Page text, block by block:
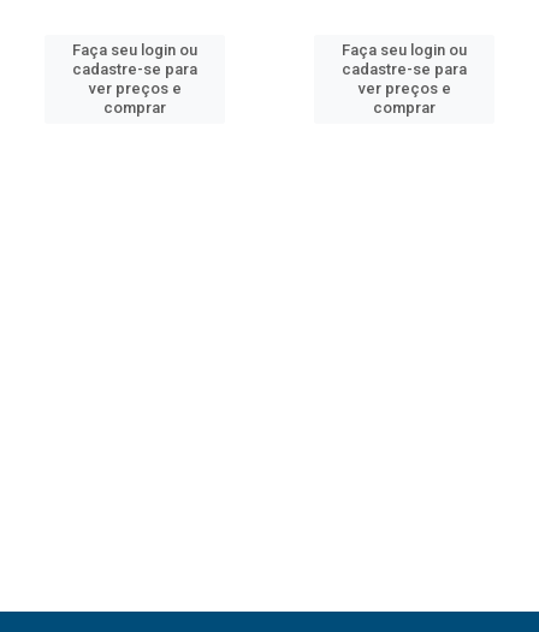
Faça seu login ou
cadastre-se para
ver preços e
comprar
Faça seu login ou
cadastre-se para
ver preços e
comprar